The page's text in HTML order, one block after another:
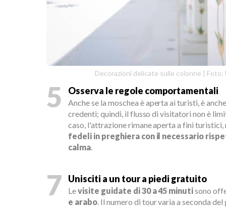
Decorazioni delicate sulle colonne | Foto:
5 Osserva le regole comportamentali
Anche se la moschea è aperta ai turisti, è
credenti; quindi, il flusso di visitatori non è
caso, l'attrazione rimane aperta a fini
fedeli in preghiera con il necessario
calma.
7 Unisciti a un tour a piedi gratuito
Levisite guidate di 30 a 45 minutisono
e arabo. Il numero di tour varia a seconda